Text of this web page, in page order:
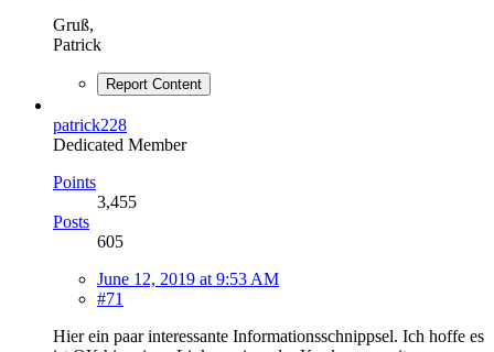
Gruß,
Patrick
Report Content
patrick228
Dedicated Member
Points
3,455
Posts
605
June 12, 2019 at 9:53 AM
#71
Hier ein paar interessante Informationsschnippsel. Ich hoffe es